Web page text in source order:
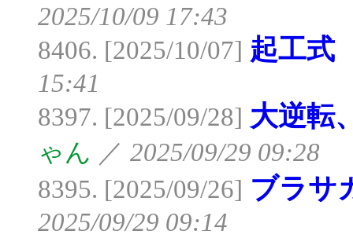
2025/10/09 17:43
8406. [2025/10/07] 起工式
15:41
8397. [2025/09/28] 大逆転
ゃん ／ 2025/09/29 09:28
8395. [2025/09/26] ブラサ
2025/09/29 09:14